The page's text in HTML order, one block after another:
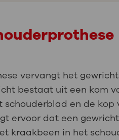
vervangt het
bestaat uit een kom
schouderblad en de
ervoor dat een
kraakbeen in het